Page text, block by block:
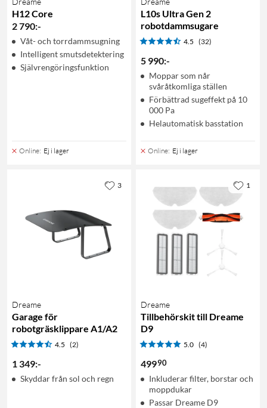
H12 Core
2 790:-
Våt- och torrdammsugning
Intelligent smutsdetektering
Självrengöringsfunktion
Online: Ej i lager
L10s Ultra Gen 2
robotdammsugare
4.5 (32)
5 990:-
Moppar som når
svåråtkomliga ställen
Förbättrad sugeffekt på 10
000 Pa
Helautomatisk basstation
Online: Ej i lager
Dreame
Garage för
robotgräsklippare A1/A2
4.5 (2)
1 349:-
Skyddar från sol och regn
3
Dreame
Tillbehörskit till Dreame
D9
5.0 (4)
49990
Inkluderar filter, borstar och
moppdukar
Passar Dreame D9
1